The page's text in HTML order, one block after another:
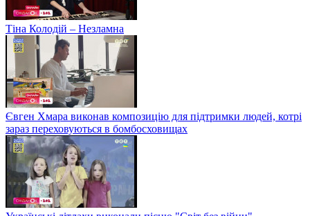
Тіна Колодій – Незламна
Євген Хмара виконав композицію для підтримки людей, котрі
зараз переховуються в бомбосховищах